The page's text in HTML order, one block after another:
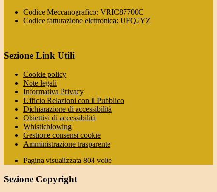
Codice Meccanografico: VRIC87700C
Codice fatturazione elettronica: UFQ2YZ
Sezione Link Utili
Cookie policy
Note legali
Informativa Privacy
Ufficio Relazioni con il Pubblico
Dichiarazione di accessibilità
Obiettivi di accessibilità
Whistleblowing
Gestione consensi cookie
Amministrazione trasparente
Pagina visualizzata 804 volte
Sezione Copyright